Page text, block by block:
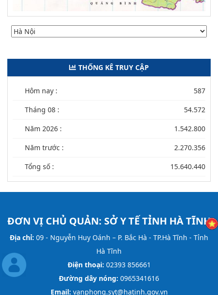
THỐNG KÊ TRUY CẬP
Hôm nay : 587
Tháng 08 : 54.572
Năm 2026 : 1.542.800
Năm trước : 2.270.356
Tổng số : 15.640.440
ĐƠN VỊ CHỦ QUẢN: SỞ Y TẾ TỈNH HÀ TĨNH
Địa chỉ: 09 - Nguyễn Huy Oánh – P. Bắc Hà - TP.Hà Tĩnh - Tỉnh
Hà Tĩnh
Điện thoại: 02393 856661
Đường dây nóng: 0965341616
Email: vanphong.syt@hatinh.gov.vn